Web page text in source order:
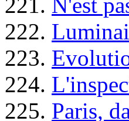
222.
223.
224.
225. Paris,